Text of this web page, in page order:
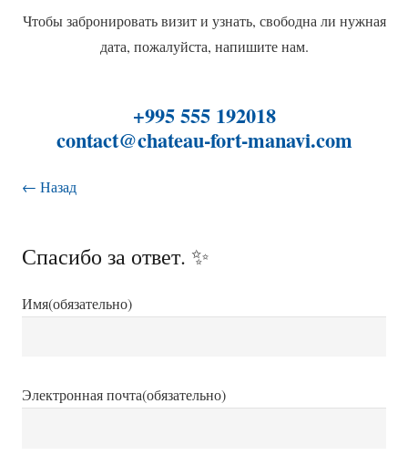
Чтобы забронировать визит и узнать, свободна ли нужная
дата, пожалуйста, напишите нам.
+995 555 192018
contact@chateau-fort-manavi.com
← Назад
Спасибо за ответ. ✨
Имя(обязательно)
Электронная почта(обязательно)